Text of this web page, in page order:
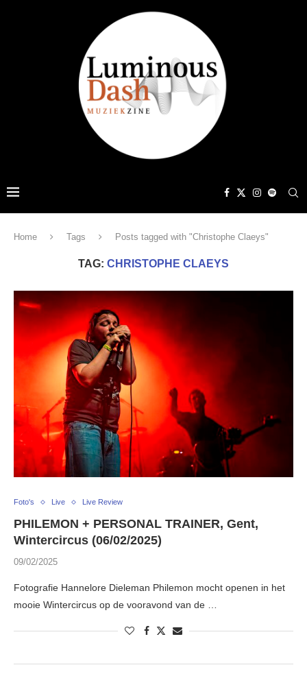
Home Tags Posts tagged with "Christophe Claeys"
TAG: CHRISTOPHE CLAEYS
Foto's Live Live Review
PHILEMON + PERSONAL TRAINER, Gent,
Wintercircus (06/02/2025)
09/02/2025
Fotografie Hannelore Dieleman Philemon mocht openen in het
mooie Wintercircus op de vooravond van de …